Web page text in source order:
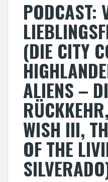
PODCAST:
(DIE CITY
ALIENS –
WISH III,
OF THE